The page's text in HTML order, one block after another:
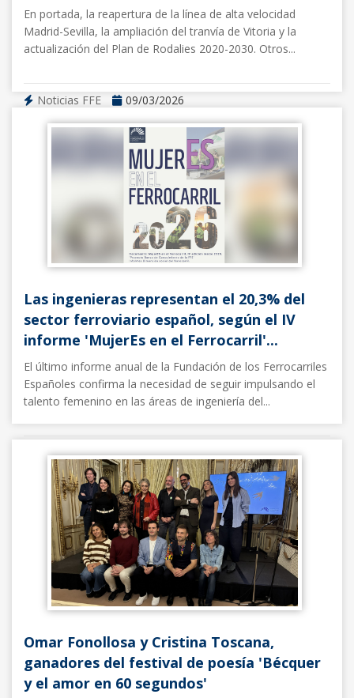
En portada, la reapertura de la línea de alta velocidad
Madrid-Sevilla, la ampliación del tranvía de Vitoria y la
actualización del Plan de Rodalies 2020-2030. Otros...
Noticias FFE 09/03/2026
Las ingenieras representan el 20,3% del
sector ferroviario español, según el IV
informe 'MujerEs en el Ferrocarril'...
El último informe anual de la Fundación de los Ferrocarriles
Españoles confirma la necesidad de seguir impulsando el
talento femenino en las áreas de ingeniería del...
Noticias FFE 06/03/2026
Omar Fonollosa y Cristina Toscana,
ganadores del festival de poesía 'Bécquer
y el amor en 60 segundos'